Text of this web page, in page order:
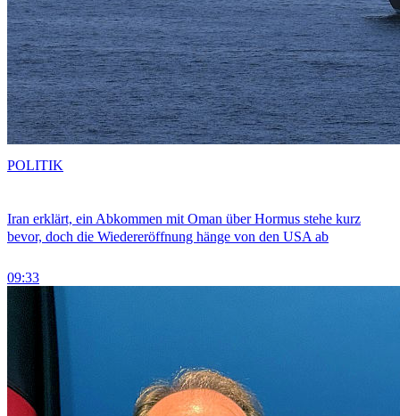
Iran erklärt, ein Abkommen mit Oman über Hormus stehe kurz
bevor, doch die Wiedereröffnung hänge von den USA ab
09:33
POLITIK